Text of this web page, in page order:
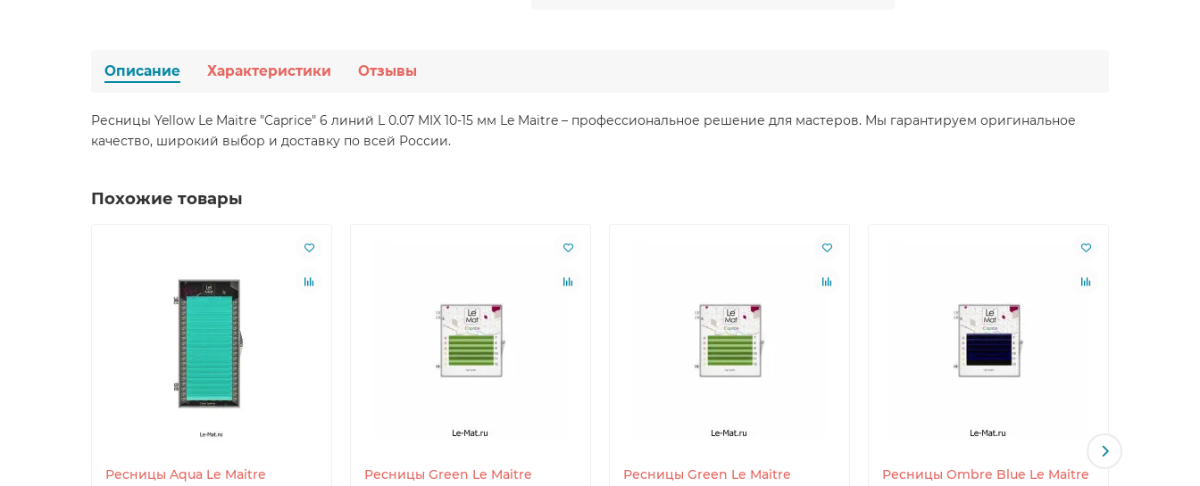
Описание Характеристики Отзывы
Ресницы Yellow Le Maitre "Caprice" 6 линий L 0.07 MIX 10-15 мм Le Maitre – профессиональное решение для мастеров. Мы гарантируем оригинальное
качество, широкий выбор и доставку по всей России.
Похожие товары
Ресницы Aqua Le Maitre
Ресницы Green Le Maitre
Ресницы Green Le Maitre
Ресницы Ombre Blue Le Maitre